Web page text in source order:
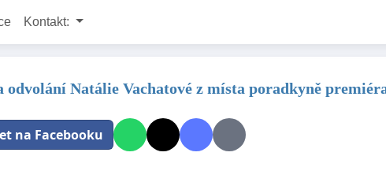
Kontakt:
odvolání Natálie Vachatové z místa poradkyně
na Facebooku